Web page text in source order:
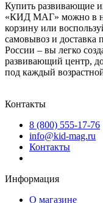
Купить развивающие
«КИД МАГ» можно в
корзину или
самовывоз и доставка
России – вы легко
развивающий центр,
под каждый
Контакты
8 (800) 555-17-76
info@kid-mag.ru
Контакты
Информация
О магазине